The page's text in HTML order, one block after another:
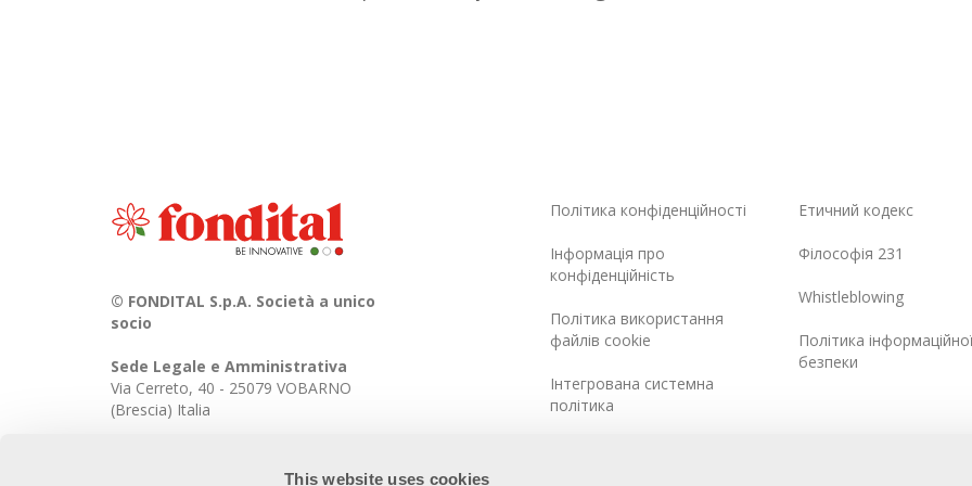
This website uses cookies
© FONDITAL S.p.A. Società a unico
socio
Sede Legale e Amministrativa
Via Cerreto, 40 - 25079 VOBARNO
(Brescia) Italia
Політика конфіденційності
Інформація про
конфіденційність
Політика використання
файлів cookie
Інтегрована системна
політика
Етичний кодекс
Філософія 231
Whistleblowing
Політика
безпеки